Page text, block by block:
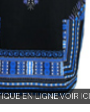
EN LIGNE VOIR ICI